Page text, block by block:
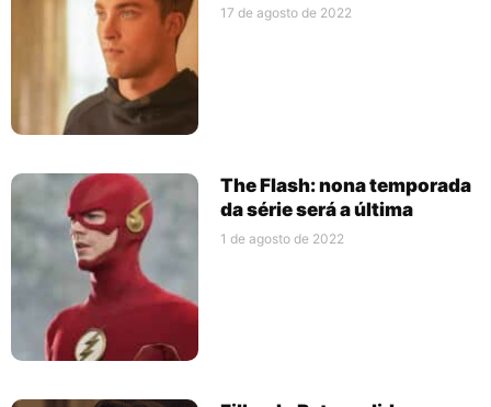
17 de agosto de 2022
The Flash: nona temporada
da série será a última
1 de agosto de 2022